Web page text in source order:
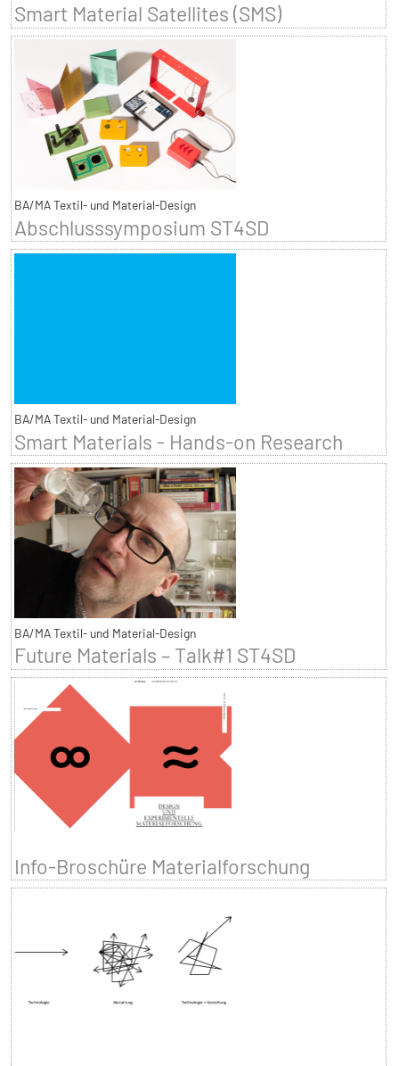
Smart Material Satellites (SMS)
BA/MA Textil- und Material-Design
Abschlusssymposium ST4SD
BA/MA Textil- und Material-Design
Smart Materials - Hands-on Research
BA/MA Textil- und Material-Design
Future Materials – Talk#1 ST4SD
Info-Broschüre Materialforschung